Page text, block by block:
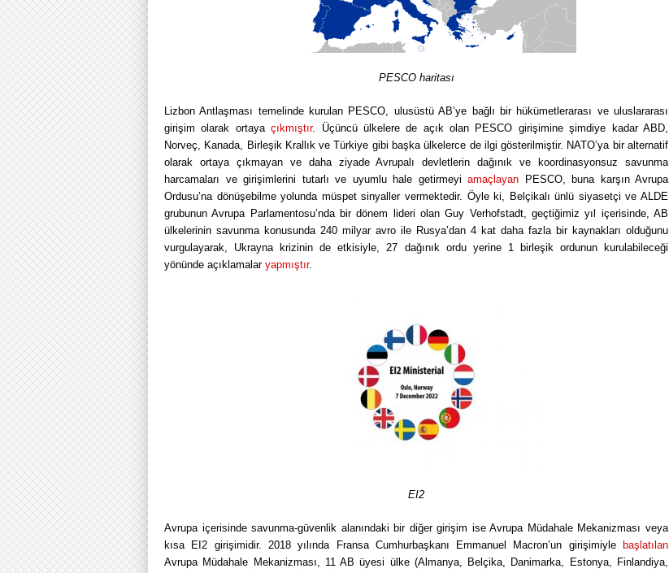
PESCO haritası
Lizbon Antlaşması temelinde kurulan PESCO, ulusüstü AB’ye bağlı bir hükümetlerarası ve uluslararası
girişim olarak ortayaçıkmıştır. Üçüncü ülkelere de açık olan PESCO girişimine şimdiye kadar ABD,
Norveç, Kanada, Birleşik Krallık ve Türkiye gibi başka ülkelerce de ilgi gösterilmiştir. NATO’ya bir alternatif
olarak ortaya çıkmayan ve daha ziyade Avrupalı devletlerin dağınık ve koordinasyonsuz savunma
harcamaları ve girişimlerini tutarlı ve uyumlu hale getirmeyi amaçlayan PESCO, buna karşın Avrupa
Ordusu’na dönüşebilme yolunda müspet sinyaller vermektedir. Öyle ki, Belçikalı ünlü siyasetçi ve ALDE
grubunun Avrupa Parlamentosu’nda bir dönem lideri olan Guy Verhofstadt, geçtiğimiz yıl içerisinde, AB
ülkelerinin savunma konusunda 240 milyar avro ile Rusya’dan 4 kat daha fazla bir kaynakları olduğunu
vurgulayarak, Ukrayna krizinin de etkisiyle, 27 dağınık ordu yerine 1 birleşik ordunun kurulabileceği
yönünde açıklamalar yapmıştır.
EI2
Avrupa içerisinde savunma-güvenlik alanındaki bir diğer girişim ise Avrupa Müdahale Mekanizması veya
kısa EI2 girişimidir. 2018 yılında Fransa Cumhurbaşkanı Emmanuel Macron’un girişimiyle
başlatılan
Avrupa Müdahale Mekanizması, 11 AB üyesi ülke (Almanya, Belçika, Danimarka, Estonya, Finlandiya,